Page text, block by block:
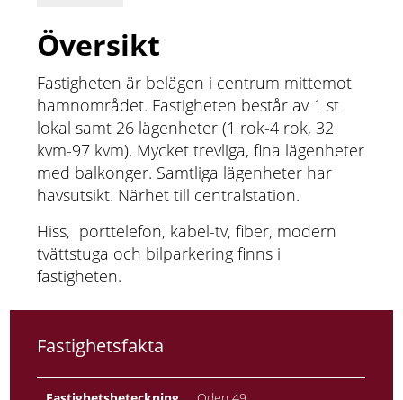
Översikt
Fastigheten är belägen i centrum mittemot
hamnområdet. Fastigheten består av 1 st
lokal samt 26 lägenheter (1 rok-4 rok, 32
kvm-97 kvm). Mycket trevliga, fina lägenheter
med balkonger. Samtliga lägenheter har
havsutsikt. Närhet till centralstation.
Hiss, porttelefon, kabel-tv, fiber, modern
tvättstuga och bilparkering finns i
fastigheten.
Fastighetsfakta